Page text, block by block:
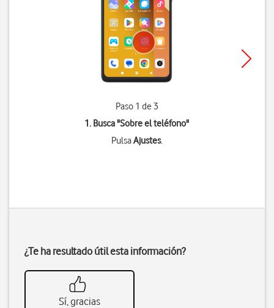
Paso 1 de 3
1. Busca "Sobre el teléfono"
PulsaAjustes.
¿Te ha resultado útil esta información?
Sí, gracias